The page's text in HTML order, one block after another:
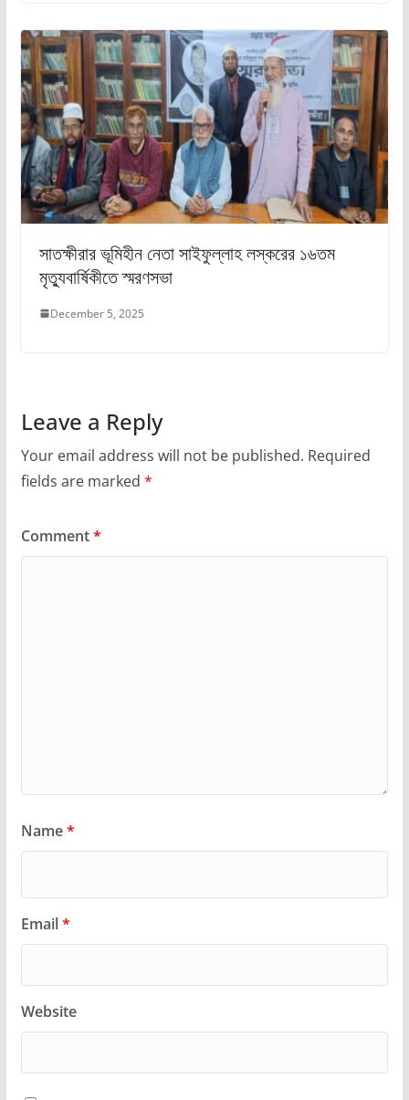
সাতক্ষীরার ভূমিহীন নেতা সাইফুল্লাহ লস্করের ১৬তম
মৃত্যুবার্ষিকীতে স্মরণসভা
December 5, 2025
Leave a Reply
Your email address will not be published. Required
fields are marked *
Comment*
Name*
Email*
Website